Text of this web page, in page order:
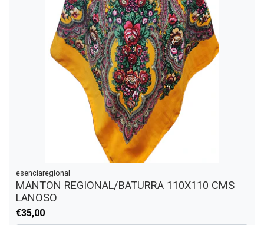
esenciaregional
MANTON REGIONAL/BATURRA 110X110 CMS
LANOSO
€35,00